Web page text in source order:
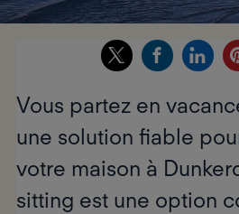
Vous partez en
une solution fiable
votre maison à
sitting est une option